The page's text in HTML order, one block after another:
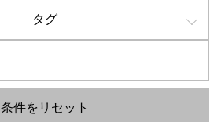
タグ
条件をリセット